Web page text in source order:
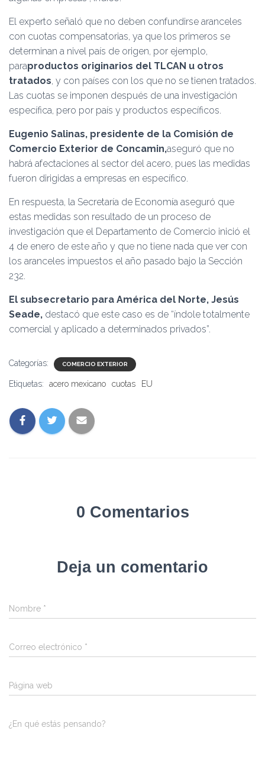
El experto señaló que no deben confundirse aranceles
con cuotas compensatorias, ya que los primeros se
determinan a nivel país de origen, por ejemplo,
paraproductos originarios del TLCAN u otros
tratados, y con países con los que no se tienen tratados.
Las cuotas se imponen después de una investigación
específica, pero por país y productos específicos.
Eugenio Salinas, presidente de la Comisión de
Comercio Exterior de Concamin,aseguró que no
habrá afectaciones al sector del acero, pues las medidas
fueron dirigidas a empresas en específico.
En respuesta, la Secretaría de Economía aseguró que
estas medidas son resultado de un proceso de
investigación que el Departamento de Comercio inició el
4 de enero de este año y que no tiene nada que ver con
los aranceles impuestos el año pasado bajo la Sección
232.
El subsecretario para América del Norte, Jesús
Seade, destacó que este caso es de “índole totalmente
comercial y aplicado a determinados privados”.
Categorías: COMERCIO EXTERIOR
Etiquetas: acero mexicano cuotas EU
0 Comentarios
Deja un comentario
Nombre *
Correo electrónico *
Página web
¿En qué estás pensando?